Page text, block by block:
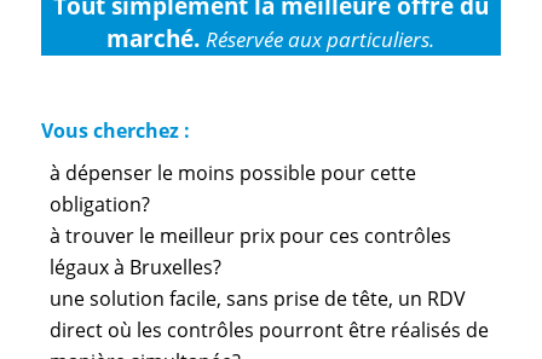
marché.Réservée aux particuliers.
Vous cherchez :
à dépenser le moins possible pour cette
obligation?
à trouver le meilleur prix pour ces contrôles
légaux à Bruxelles?
une solution facile, sans prise de tête, un RDV
direct où les contrôles pourront être réalisés de